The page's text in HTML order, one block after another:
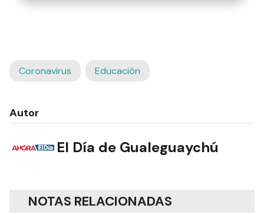
Coronavirus Educación
Autor
El Día de Gualeguaychú
NOTAS RELACIONADAS